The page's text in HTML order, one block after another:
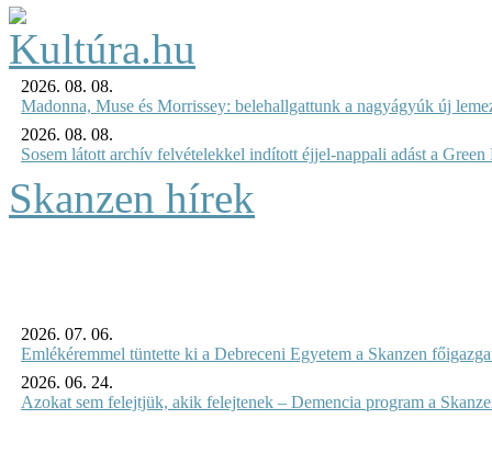
2026. 08. 08.
Madonna, Muse és Morrissey: belehallgattunk a nagyágyúk új
2026. 08. 08.
Sosem látott archív felvételekkel indított éjjel-nappali adást a Green
Skanzen hírek
2026. 07. 06.
Emlékéremmel tüntette ki a Debreceni Egyetem a Skanzen
2026. 06. 24.
Azokat sem felejtjük, akik felejtenek – Demencia program a